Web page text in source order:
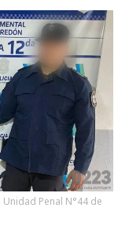
Penal N°44 de